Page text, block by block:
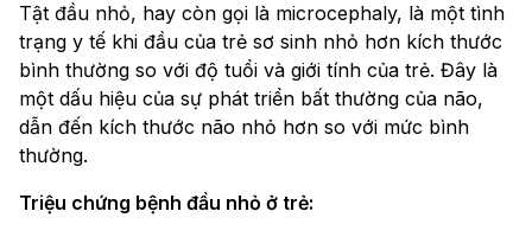
Tật đầu nhỏ, hay còn gọi là microcephaly, là một tình
trạng y tế khi đầu của trẻ sơ sinh nhỏ hơn kích thước
bình thường so với độ tuổi và giới tính của trẻ. Đây là
một dấu hiệu của sự phát triển bất thường của não,
dẫn đến kích thước não nhỏ hơn so với mức bình
thường.
Triệu chứng bệnh đầu nhỏ ở trẻ: